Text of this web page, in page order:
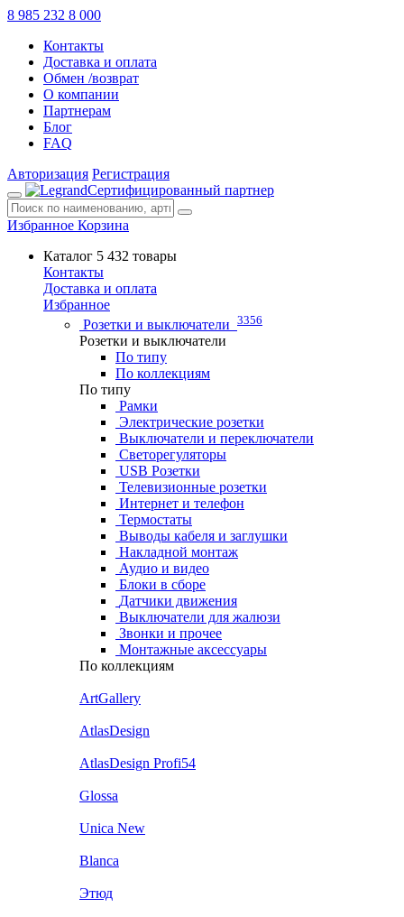
8 985 232 8 000
Контакты
Доставка и оплата
Обмен /возврат
О компании
Партнерам
Блог
FAQ
Авторизация Регистрация
Сертифицированный партнер
Избранное Корзина
Каталог 5 432 товары
Контакты
Доставка и оплата
Избранное
Розетки и выключатели 3356
Розетки и выключатели
По типу
По коллекциям
По типу
Рамки
Электрические розетки
Выключатели и переключатели
Светорегуляторы
USB Розетки
Телевизионные розетки
Интернет и телефон
Термостаты
Выводы кабеля и заглушки
Накладной монтаж
Аудио и видео
Блоки в сборе
Датчики движения
Выключатели для жалюзи
Звонки и прочее
Монтажные аксессуары
По коллекциям
ArtGallery
AtlasDesign
AtlasDesign Profi54
Glossa
Unica New
Blanca
Этюд